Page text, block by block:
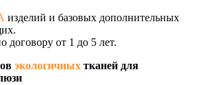
изделий и базовых дополнительных
договору от 1 до 5 лет.
экологичных тканей для